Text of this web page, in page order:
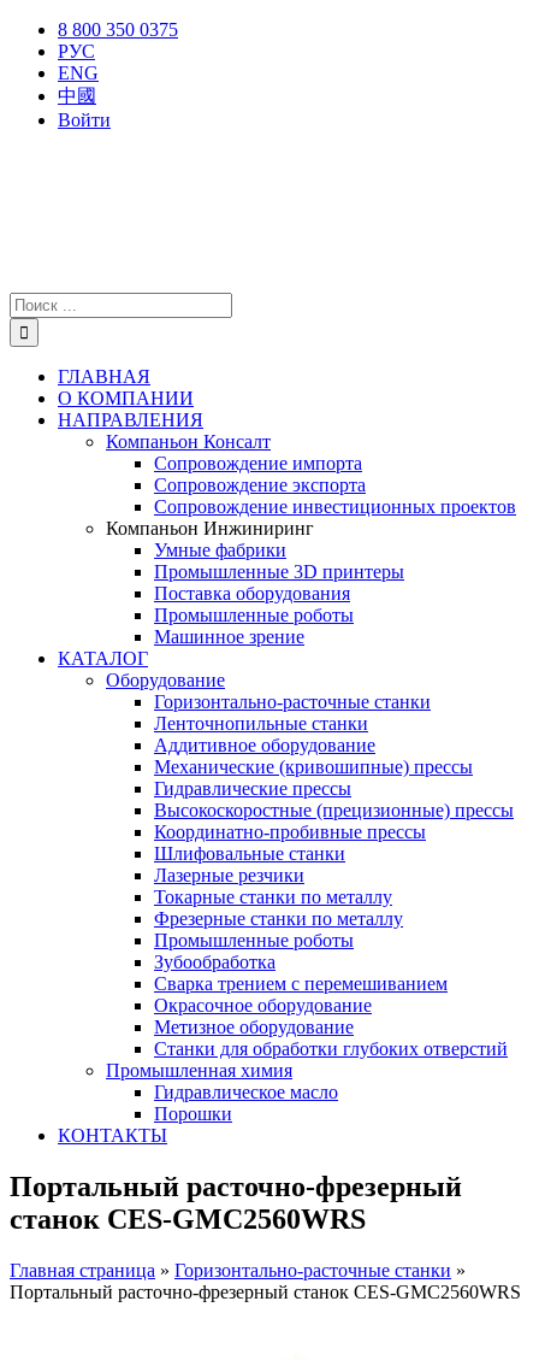
Skip
content
Facebook
YouTube
Instagram8 800 350 0375
РУС
ENG
中國
Войти
Результат
поиска:
ГЛАВНАЯ
О КОМПАНИИ
НАПРАВЛЕНИЯ
Компаньон Консалт
Сопровождение импорта
Сопровождение экспорта
Сопровождение инвестиционных проектов
Компаньон Инжиниринг
Умные фабрики
Промышленные 3D принтеры
Поставка оборудования
Промышленные роботы
Машинное зрение
КАТАЛОГ
Оборудование
Горизонтально-расточные станки
Ленточнопильные станки
Аддитивное оборудование
Механические (кривошипные) прессы
Гидравлические прессы
Высокоскоростные (прецизионные) прессы
Координатно-пробивные прессы
Шлифовальные станки
Лазерные резчики
Токарные станки по металлу
Фрезерные станки по металлу
Промышленные роботы
Зубообработка
Сварка трением с перемешиванием
Окрасочное оборудование
Метизное оборудование
Станки для обработки глубоких отверстий
Промышленная химия
Гидравлическое масло
Порошки
КОНТАКТЫ
Портальный расточно-фрезерный
станок CES-GMC2560WRS
Главная страница » Горизонтально-расточные станки »
Портальный расточно-фрезерный станок CES-GMC2560WRS